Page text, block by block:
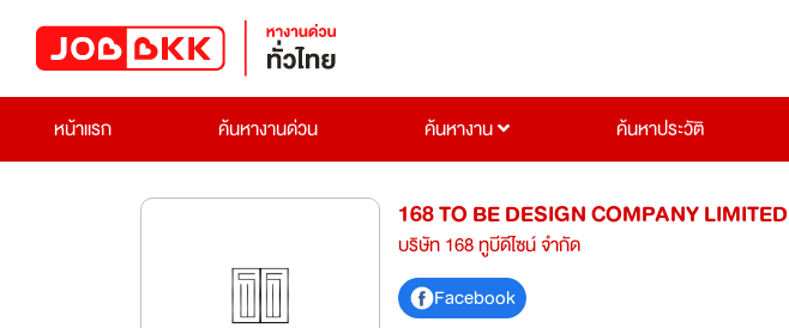
หน้าแรก
ค้นหางานด่วน ค้นหางาน ค้นหาประวัติ
168 TO BE DESIGN COMPANY LIMITED
บริษัท 168 ทูบีดีไซน์ จำกัด
Facebook